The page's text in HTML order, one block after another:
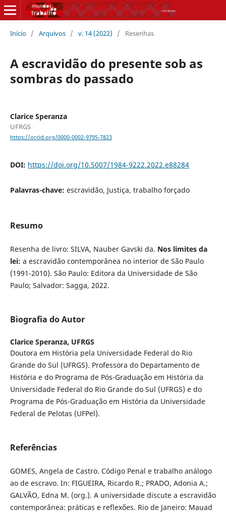
Início / Arquivos / v. 14 (2022) / Resenhas
A escravidão do presente sob as
sombras do passado
Clarice Speranza
UFRGS
https://orcid.org/0000-0002-9795-7823
DOI: https://doi.org/10.5007/1984-9222.2022.e88284
Palavras-chave: escravidão, Justiça, trabalho forçado
Resumo
Resenha de livro: SILVA, Nauber Gavski da. Nos limites da
lei: a escravidão contemporânea no interior de São Paulo
(1991-2010). São Paulo: Editora da Universidade de São
Paulo; Salvador: Sagga, 2022.
Biografia do Autor
Clarice Speranza, UFRGS
Doutora em História pela Universidade Federal do Rio
Grande do Sul (UFRGS). Professora do Departamento de
História e do Programa de Pós-Graduação em História da
Universidade Federal do Rio Grande do Sul (UFRGS) e do
Programa de Pós-Graduação em História da Universidade
Federal de Pelotas (UFPel).
Referências
GOMES, Angela de Castro. Código Penal e trabalho análogo
ao de escravo. In: FIGUEIRA, Ricardo R.; PRADO, Adonia A.;
GALVÃO, Edna M. (org.). A universidade discute a escravidão
contemporânea: práticas e reflexões. Rio de Janeiro: Mauad